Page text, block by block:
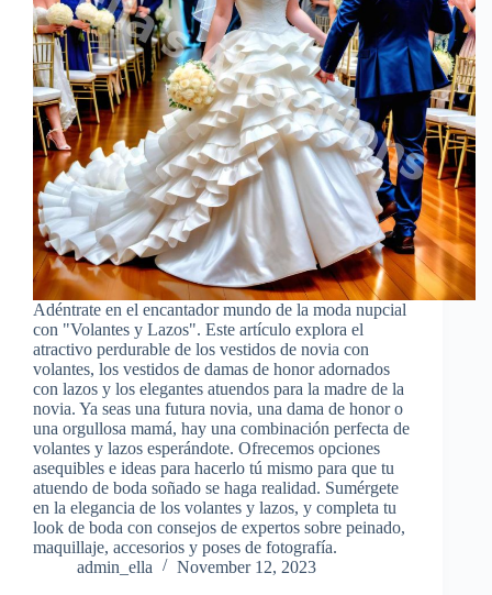
Adéntrate en el encantador mundo de la moda nupcial
con "Volantes y Lazos". Este artículo explora el
atractivo perdurable de los vestidos de novia con
volantes, los vestidos de damas de honor adornados
con lazos y los elegantes atuendos para la madre de la
novia. Ya seas una futura novia, una dama de honor o
una orgullosa mamá, hay una combinación perfecta de
volantes y lazos esperándote. Ofrecemos opciones
asequibles e ideas para hacerlo tú mismo para que tu
atuendo de boda soñado se haga realidad. Sumérgete
en la elegancia de los volantes y lazos, y completa tu
look de boda con consejos de expertos sobre peinado,
maquillaje, accesorios y poses de fotografía.
admin_ella
November 12, 2023